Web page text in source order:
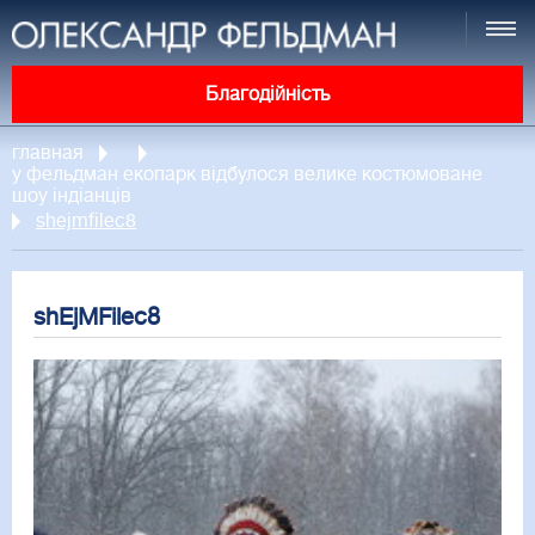
Благодійність
главная
у фельдман екопарк відбулося велике костюмоване
шоу індіанців
shejmfilec8
shEjMFilec8